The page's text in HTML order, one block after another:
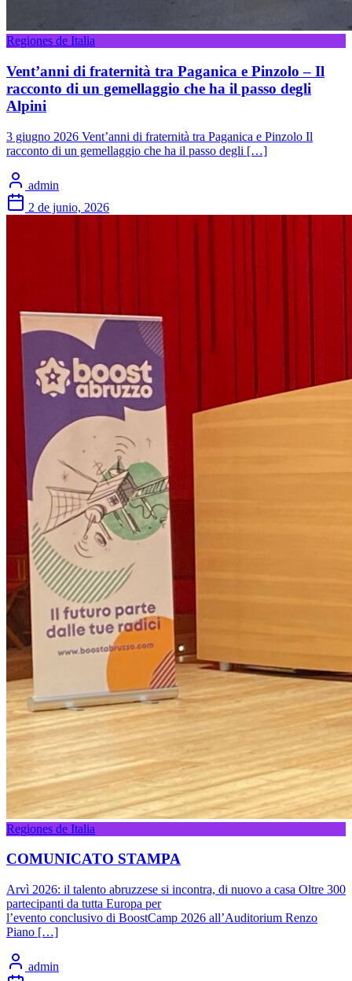
Regiones de Italia
Vent’anni di fraternità tra Paganica e Pinzolo – Il
racconto di un gemellaggio che ha il passo degli
Alpini
3 giugno 2026 Vent’anni di fraternità tra Paganica e Pinzolo Il
racconto di un gemellaggio che ha il passo degli […]
admin
2 de junio, 2026
Regiones de Italia
COMUNICATO STAMPA
Arvì 2026: il talento abruzzese si incontra, di nuovo a casa Oltre 300
partecipanti da tutta Europa per
l’evento conclusivo di BoostCamp 2026 all’Auditorium Renzo
Piano […]
admin